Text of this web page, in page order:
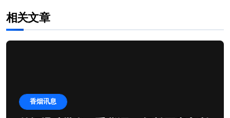
导
航
相关文章
香烟讯息